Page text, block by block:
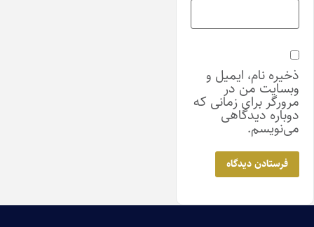
ذخیره نام، ایمیل و
وبسایت من در
مرورگر برای زمانی که
دوباره دیدگاهی
می‌نویسم.